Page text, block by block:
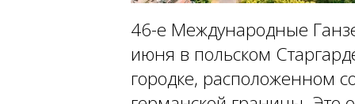
46-е Международные
июня в польском
городке, расположенном